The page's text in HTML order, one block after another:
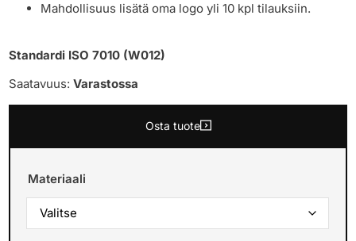
Mahdollisuus lisätä oma logo yli 10 kpl tilauksiin.
Standardi ISO 7010 (W012)
Saatavuus:Varastossa
Osta tuote
Materiaali